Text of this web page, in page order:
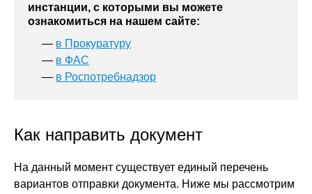
инстанции, с которыми вы можете
ознакомиться на нашем сайте:
— в Прокуратуру
— в ФАС
— в Роспотребнадзор
Как направить документ
На данный момент существует единый перечень
вариантов отправки документа. Ниже мы рассмотрим